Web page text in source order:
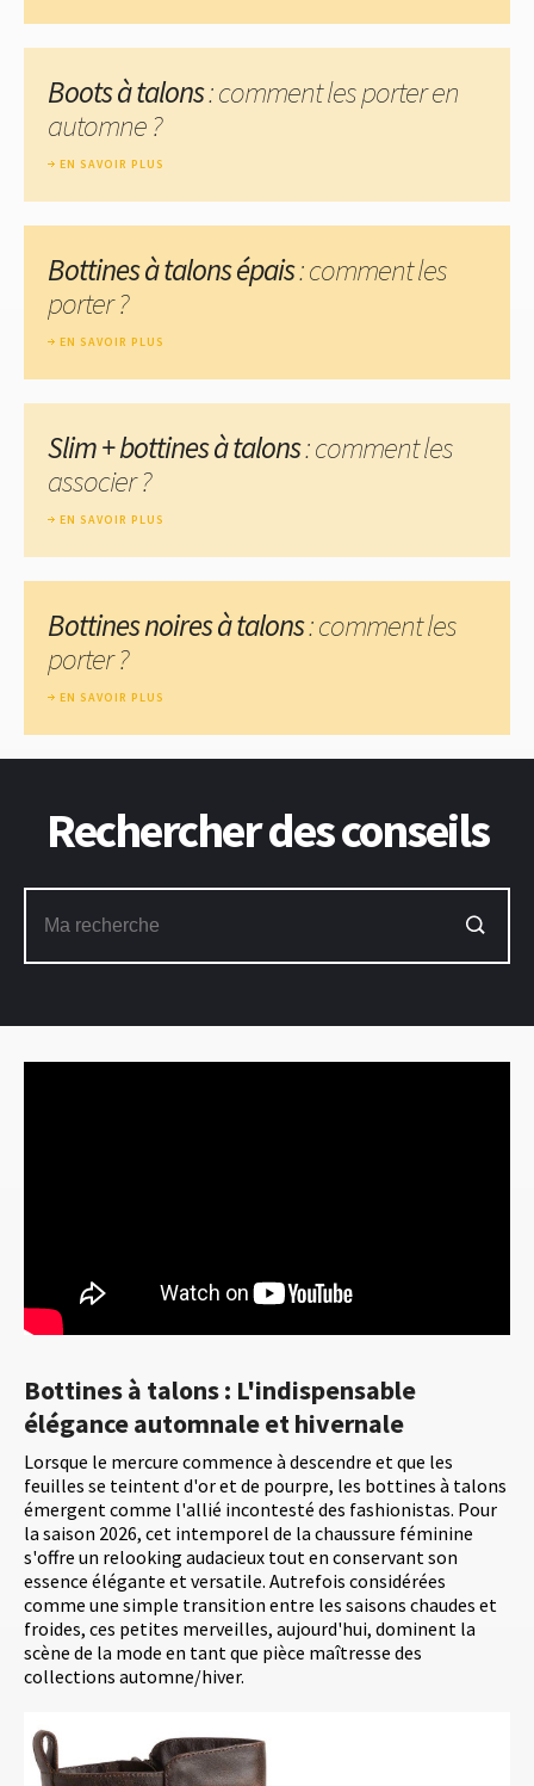
Bottines à talons : L'indispensable
élégance automnale et hivernale
Lorsque le mercure commence à descendre et que les
feuilles se teintent d'or et de pourpre, les bottines à talons
émergent comme l'allié incontesté des fashionistas. Pour
la saison 2026, cet intemporel de la chaussure féminine
s'offre un relooking audacieux tout en conservant son
essence élégante et versatile. Autrefois considérées
comme une simple transition entre les saisons chaudes et
froides, ces petites merveilles, aujourd'hui, dominent la
scène de la mode en tant que pièce maîtresse des
collections automne/hiver.
Boots à talons: comment les porter en
automne ?
EN SAVOIR PLUS
Bottines à talons épais: comment les
porter ?
EN SAVOIR PLUS
Slim + bottines à talons: comment les
associer ?
EN SAVOIR PLUS
Bottines noires à talons: comment les
porter ?
EN SAVOIR PLUS
Rechercher des conseils